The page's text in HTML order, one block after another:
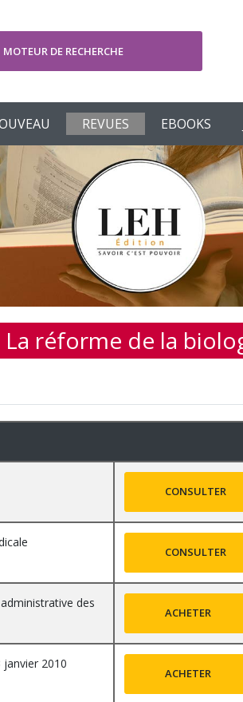
MOTEUR DE RECHERCHE
REVUES EBOOKS
La réforme de la
CONSULTER
CONSULTER
des
ACHETER
2010
ACHETER